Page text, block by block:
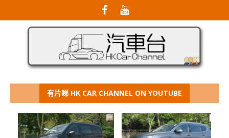
有片睇 HK CAR CHANNEL ON YOUTUBE